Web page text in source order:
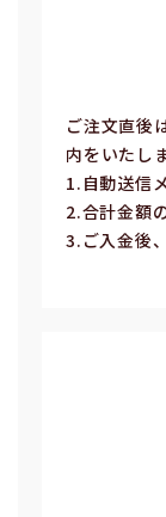
ご注⽂直後
内をいたし
1.⾃動送信
2.合計⾦額
3.ご⼊⾦後